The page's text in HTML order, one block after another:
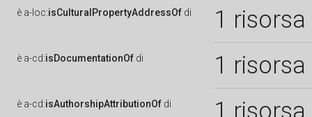
è a-loc:isCulturalPropertyAddressOf di 1 risorsa
è a-cd:isDocumentationOf di 1 risorsa
è a-cd:isAuthorshipAttributionOf di 1 risorsa